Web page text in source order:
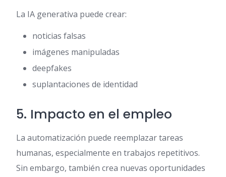
La IA generativa puede crear:
noticias falsas
imágenes manipuladas
deepfakes
suplantaciones de identidad
5. Impacto en el empleo
La automatización puede reemplazar tareas
humanas, especialmente en trabajos repetitivos.
Sin embargo, también crea nuevas oportunidades